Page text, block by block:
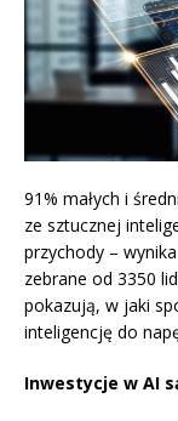
91% małych i
ze sztucznej
przychody –
zebrane od 3350
pokazują, w jaki
inteligencję do
Inwestycje w AI